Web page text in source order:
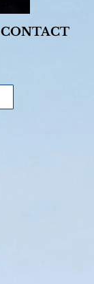
CONTACT